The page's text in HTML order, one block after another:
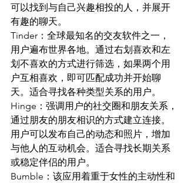
可以找到与自己兴趣相投的人，并展开
有趣的聊天。
Tinder：全球最知名的交友软件之一，
用户遍布世界各地。通过右划喜欢和左
划不喜欢的方式进行筛选，如果两个用
户互相喜欢，即可匹配成功并开始聊
天。适合寻找各种类型关系的用户。
Hinge：强调用户的社交圈和朋友关系，
通过朋友的朋友相识的方式建立连接。
用户可以发布自己的动态和照片，增加
与他人的互动机会。适合寻找长期关系
或稳定伴侣的用户。
Bumble：该应用着重于女性的主动性和